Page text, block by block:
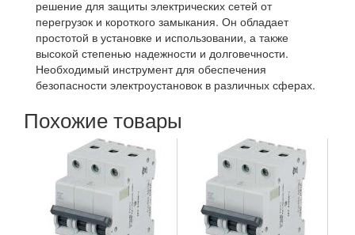
решение для защиты электрических сетей от
перегрузок и короткого замыкания. Он обладает
простотой в установке и использовании, а также
высокой степенью надежности и долговечности.
Необходимый инструмент для обеспечения
безопасности электроустановок в различных сферах.
Похожие товары